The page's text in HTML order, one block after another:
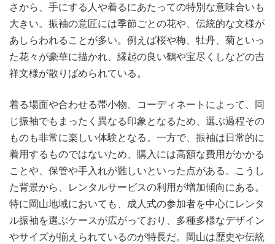
さから、手にする人や着るにあたっての特別な意味合いも
大きい。振袖の意匠には季節ごとの花や、伝統的な文様が
あしらわれることが多い。例えば桜や梅、牡丹、菊といっ
た花々が豪華に描かれ、縁起の良い鶴や宝尽くしなどの吉
祥文様が散りばめられている。
着る場面や合わせる帯小物、コーディネートによって、同
じ振袖でもまったく異なる印象となるため、選ぶ過程その
ものも非常に楽しい体験となる。一方で、振袖は日常的に
着用するものではないため、購入には高額な費用がかかる
ことや、保管や手入れが難しいといった点がある。こうし
た背景から、レンタルサービスの利用が増加傾向にある。
特に岡山地域においても、成人式の参加者を中心にレンタ
ル振袖を選ぶケースが広がっており、多種多様なデザイン
やサイズが揃えられているのが特長だ。岡山は歴史や伝統